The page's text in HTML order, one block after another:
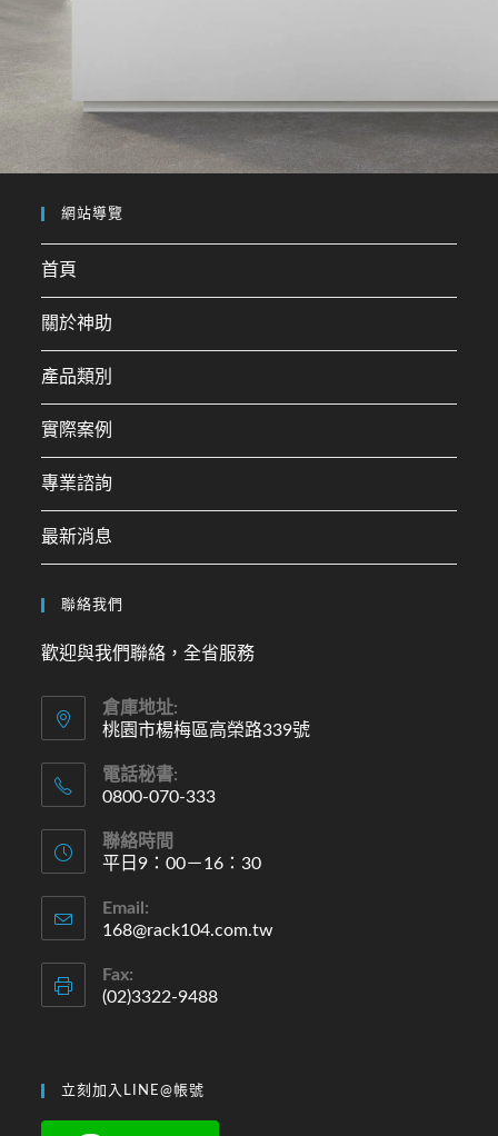
誠懇是我們的互動態度 誠
信是我們的運營原則 誠實
不隱瞞客戶所需之資訊
Sincerity is our attitude in interactions, integrity is
our operational principle, and honesty entails not
concealing information required by our customers
網站導覽
首頁
關於神助
產品類別
實際案例
專業諮詢
最新消息
聯絡我們
歡迎與我們聯絡，全省服務
倉庫地址:
桃園市楊梅區高榮路339號
電話秘書:
0800-070-333
聯絡時間
平日9：00－16：30
Email:
168@rack104.com.tw
Fax:
(02)3322-9488
立刻加入LINE@帳號